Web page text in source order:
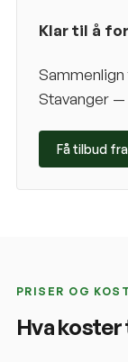
Klar til å
Stavanger —
Få tilbud
PRISER OG
Hva